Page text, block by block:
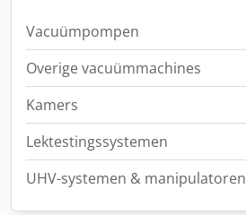
Vacuümpompen
Overige vacuümmachines
Kamers
Lektestingssystemen
UHV-systemen & manipulatoren